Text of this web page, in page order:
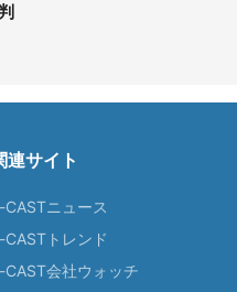
連サイト
ニュース
トレンド
CAST会社ウォッチ